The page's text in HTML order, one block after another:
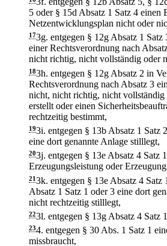
5 oder § 15d Absatz 1 Satz 4 einen
Netzentwicklungsplan nicht oder
173g. entgegen § 12g Absatz 1
einer Rechtsverordnung nach
nicht richtig, nicht vollständig oder
183h. entgegen § 12g Absatz 2 in
Rechtsverordnung nach Absatz 3
nicht, nicht richtig, nicht vollständig
erstellt oder einen
rechtzeitig bestimmt,
193i. entgegen § 13b Absatz 1 Satz
eine dort genannte Anlage stilllegt,
203j. entgegen § 13e Absatz 4 Satz
Erzeugungsleistung oder
21 3k. entgegen § 13e Absatz 4
Absatz 1 Satz 1 oder 3 eine dort
nicht rechtzeitig stilllegt,
223l. entgegen § 13g Absatz 4 Satz
234. entgegen § 30 Abs. 1 Satz 1
missbraucht,